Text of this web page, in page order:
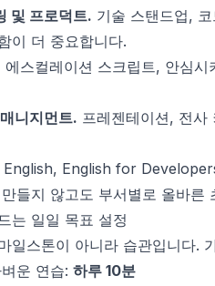
및 프로덕트. 기술 스탠드업,
이 더 중요합니다.
에스컬레이션 스크립트, 안심
니지먼트. 프레젠테이션, 전사
English for
들지 않고도 부서별로 올바른
는 일일 목표 설정
일스톤이 아니라 습관입니다.
운 연습: 하루 10분